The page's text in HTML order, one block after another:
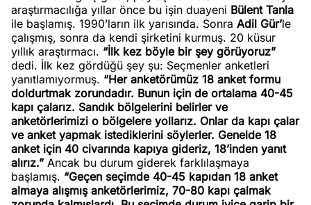
araştırmacılığa yıllar önce bu işin duayeni Bülent Tanla
ile başlamış. 1990’ların ilk yarısında. Sonra Adil Gür’le
çalışmış, sonra da kendi şirketini kurmuş. 20 küsur
yıllık araştırmacı. “İlk kez böyle bir şey görüyoruz”
dedi. İlk kez gördüğü şey şu: Seçmenler anketleri
yanıtlamıyormuş. “Her anketörümüz 18 anket formu
doldurtmak zorundadır. Bunun için de ortalama 40-45
kapı çalarız. Sandık bölgelerini belirler ve
anketörlerimizi o bölgelere yollarız. Onlar da kapı çalar
ve anket yapmak istediklerini söylerler. Genelde 18
anket için 40 civarında kapıya gideriz, 18’inden yanıt
alırız.” Ancak bu durum giderek farklılaşmaya
başlamış. “Geçen seçimde 40-45 kapıdan 18 anket
almaya alışmış anketörlerimiz, 70-80 kapı çalmak